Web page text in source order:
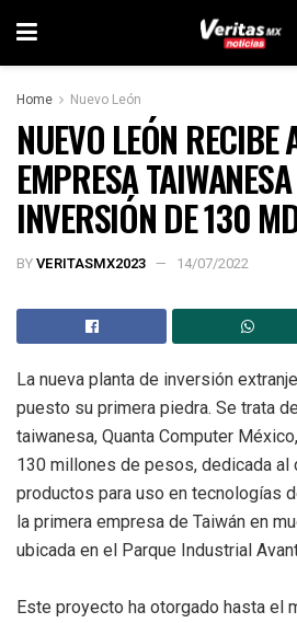
Home Nuevo León
NUEVO LEÓN
EMPRESA
INVERSIÓN DE 130
BYVERITASMX2023 14/07/2022
La nueva planta de inversión
puesto su primera piedra. Se trata
taiwanesa, Quanta Computer
130 millones de pesos, dedicada al
productos para uso en tecnologías
la primera empresa de Taiwán en
ubicada en el Parque Industrial
Este proyecto ha otorgado hasta el